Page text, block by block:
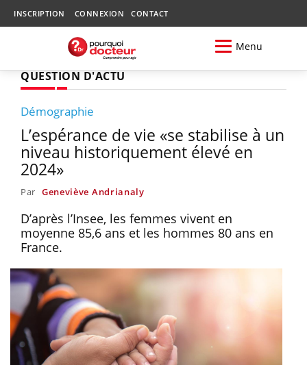
INSCRIPTION CONNEXION CONTACT
Menu
QUESTION D'ACTU
Démographie
L’espérance de vie «se stabilise à un
niveau historiquement élevé en
2024»
Par Geneviève Andrianaly
D’après l’Insee, les femmes vivent en
moyenne 85,6 ans et les hommes 80 ans en
France.